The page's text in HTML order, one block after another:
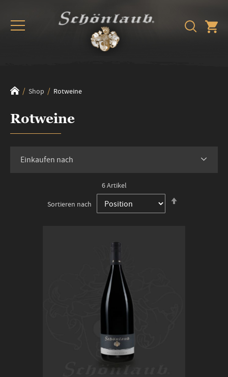
Shop Rotweine
Rotweine
6Artikel
Sortieren nach
Einkaufen nach